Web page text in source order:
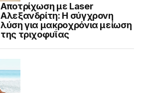
Αποτρίχωση με Laser
Αλεξανδρίτη: Η σύγχρονη
λύση για μακροχρόνια μείωση
της τριχοφυΐας